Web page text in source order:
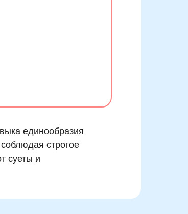
единообразия
строгое
суеты и